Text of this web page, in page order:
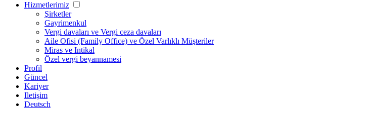
Hizmetlerimiz
Şirketler
Gayrimenkul
Vergi davaları ve Vergi ceza davaları
Aile Ofisi (Family Office) ve Özel Varlıklı Müşteriler
Miras ve Intikal
Özel vergi beyannamesi
Profil
Güncel
Kariyer
Iletişim
Deutsch